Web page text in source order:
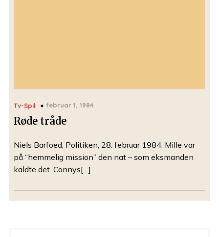
Tv-Spil februar 1, 1984
Røde tråde
Niels Barfoed, Politiken, 28. februar 1984: Mille var
på “hemmelig mission” den nat – som eksmanden
kaldte det. Connys[…]